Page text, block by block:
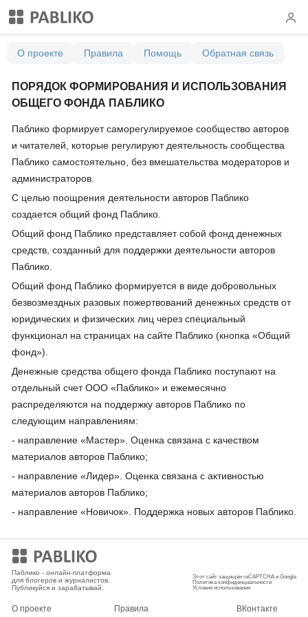
О проекте Правила Помощь Обратная связь
ПОРЯДОК ФОРМИРОВАНИЯ И ИСПОЛЬЗОВАНИЯ
ОБЩЕГО ФОНДА ПАБЛИКО
Паблико формирует саморегулируемое сообщество авторов
и читателей, которые регулируют деятельность сообщества
Паблико самостоятельно, без вмешательства модераторов и
администраторов.
С целью поощрения деятельности авторов Паблико
создается общий фонд Паблико.
Общий фонд Паблико представляет собой фонд денежных
средств, созданный для поддержки деятельности авторов
Паблико.
Общий фонд Паблико формируется в виде добровольных
безвозмездных разовых пожертвований денежных средств от
юридических и физических лиц через специальный
функционал на страницах на сайте Паблико (кнопка «Общий
фонд»).
Денежные средства общего фонда Паблико поступают на
отдельный счет ООО «Паблико» и ежемесячно
распределяются на поддержку авторов Паблико по
следующим направлениям:
- направление «Мастер». Оценка связана с качеством
материалов авторов Паблико;
- направление «Лидер». Оценка связана с активностью
материалов авторов Паблико;
- направление «Новичок». Поддержка новых авторов Паблико.
Паблико - онлайн-платформа
для блогеров и журналистов.
Публикуйся и зарабатывай.
Этот сайт защищён reCAPTCHA и Google
Политика конфиденциальности
Условия использования
О проекте Правила ВКонтакте